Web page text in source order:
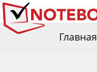
Главная